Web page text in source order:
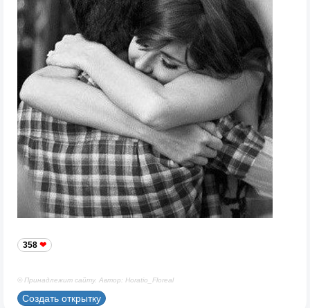
358
© Принадлежит сайту. Автор: Horatio_Floreal
Создать открытку